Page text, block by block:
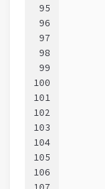
95
96
97
98
99
100
101
102
103
104
105
106